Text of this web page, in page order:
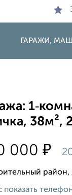
ГАРАЖИ,
38м²,
000₽
показать